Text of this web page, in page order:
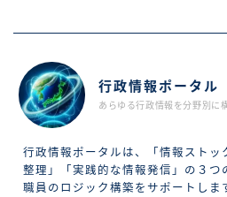
行政情報ポータル
あらゆる行政情報を分野別に
行政情報ポータルは、「情報ストッ
整理」「実践的な情報発信」の３つ
職員のロジック構築をサポートしま